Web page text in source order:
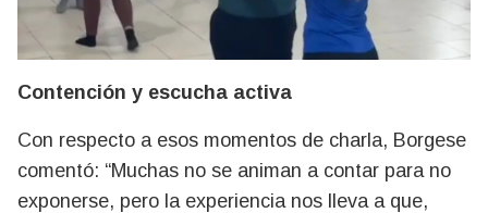
Contención y escucha activa
Con respecto a esos momentos de charla, Borgese
comentó: “Muchas no se animan a contar para no
exponerse, pero la experiencia nos lleva a que,